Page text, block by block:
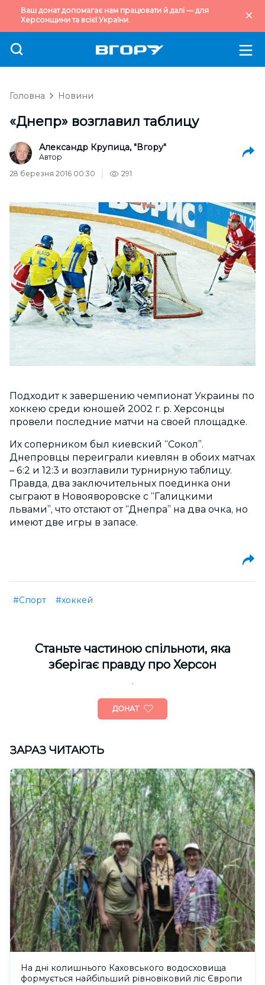
Ваш донат допомагає нам працювати й далі — для
Херсонщини та всієї України.
Головна Новини
«Днепр» возглавил таблицу
Александр Крупица, "Вгору"
Автор
28 березня 2016 00:30
291
Подходит к завершению чемпионат Украины по
хоккею среди юношей 2002 г. р. Херсонцы
провели последние матчи на своей площадке.
Их соперником был киевский “Сокол”.
Днепровцы переиграли киевлян в обоих матчах
– 6:2 и 12:3 и возглавили турнирную таблицу.
Правда, два заключительных поединка они
сыграют в Новояворовске с “Галицкими
львами”, что отстают от “Днепра” на два очка, но
имеют две игры в запасе.
#Спорт #хоккей
Cтаньте частиною спільноти, яка
зберігає правду про Херсон
ДОНАТ
ЗАРАЗ ЧИТАЮТЬ
На дні колишнього Каховського водосховища
формується найбільший рівновіковий ліс Європи